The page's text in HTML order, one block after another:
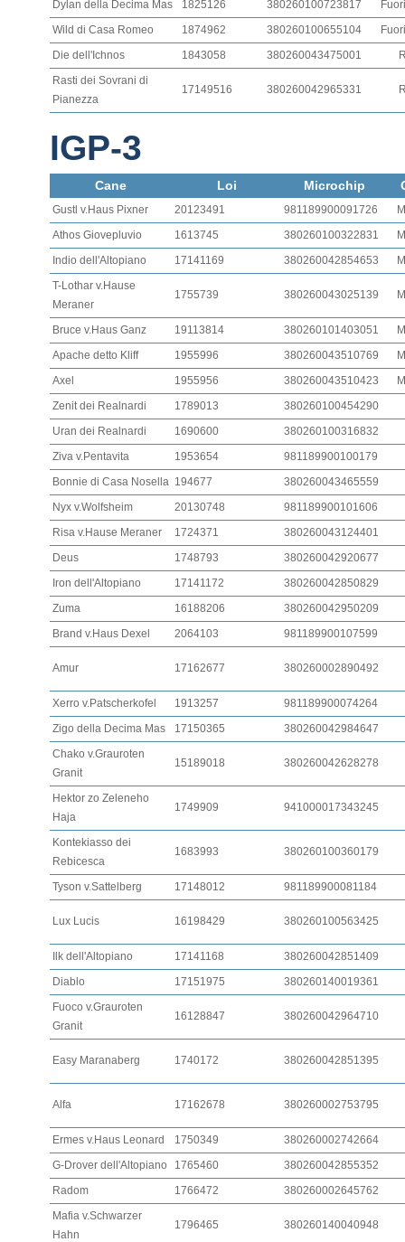
Dylan della Decima Mas 1825126 380260100723817
Wild di Casa Romeo
1874962 380260100655104
Die dell'Ichnos
1843058 380260043475001
Rasti dei Sovrani di
Pianezza
17149516 380260042965331
IGP-3
Cane Loi Microchip
Gustl v.Haus Pixner 20123491 981189900091726
Athos Giovepluvio
1613745 380260100322831
Indio dell'Altopiano
17141169 380260042854653
T-Lothar v.Hause
Meraner
1755739 380260043025139
Bruce v.Haus Ganz 19113814 380260101403051
Apache detto Kliff
1955996 380260043510769
Axel
1955956 380260043510423
Zenit dei Realnardi
1789013
380260100454290
Uran dei Realnardi
1690600
380260100316832
Ziva v.Pentavita
1953654
981189900100179
Bonnie di Casa Nosella 194677
380260043465559
Nyx v.Wolfsheim
20130748
981189900101606
Risa v.Hause Meraner
1724371
380260043124401
Deus
1748793
380260042920677
Iron dell'Altopiano
17141172
380260042850829
Zuma
16188206
380260042950209
Brand v.Haus Dexel
2064103 981189900107599
Amur 17162677 380260002890492
Xerro v.Patscherkofel 1913257
981189900074264
Zigo della Decima Mas
17150365
380260042984647
Chako v.Grauroten
Granit
15189018 380260042628278
Hektor zo Zeleneho
Haja
1749909 941000017343245
Kontekiasso dei
Rebicesca
1683993 380260100360179
Tyson v.Sattelberg 17148012 981189900081184
Lux Lucis 16198429 380260100563425
Ilk dell'Altopiano 17141168
380260042851409
Diablo
17151975
380260140019361
Fuoco v.Grauroten
Granit
16128847 380260042964710
Easy Maranaberg 1740172 380260042851395
Alfa 17162678 380260002753795
Ermes v.Haus Leonard 1750349
380260002742664
G-Drover dell'Altopiano
1765460
380260042855352
Radom
1766472
380260002645762
Mafia v.Schwarzer
Hahn
1796465 380260140040948